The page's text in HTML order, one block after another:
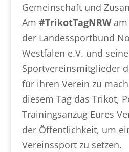
Gemeinschaft und
Am #TrikotTagNRWam
der Landessportbund
Westfalen e.V. und
Sportvereinsmitglieder
für ihren Verein zu
diesem Tag das Trikot,
Trainingsanzug Eures
der Öffentlichkeit, um
Vereinssport zu setzen.